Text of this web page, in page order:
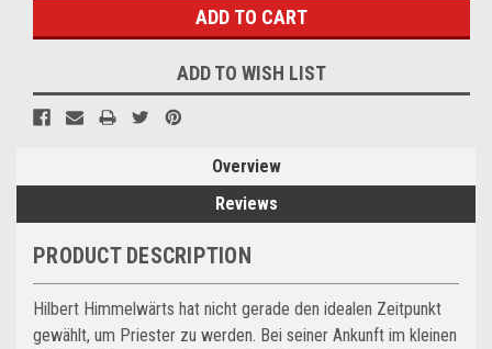
ADD TO WISH LIST
Overview
Reviews
PRODUCT DESCRIPTION
Hilbert Himmelwärts hat nicht gerade den idealen Zeitpunkt
gewählt, um Priester zu werden. Bei seiner Ankunft im kleinen